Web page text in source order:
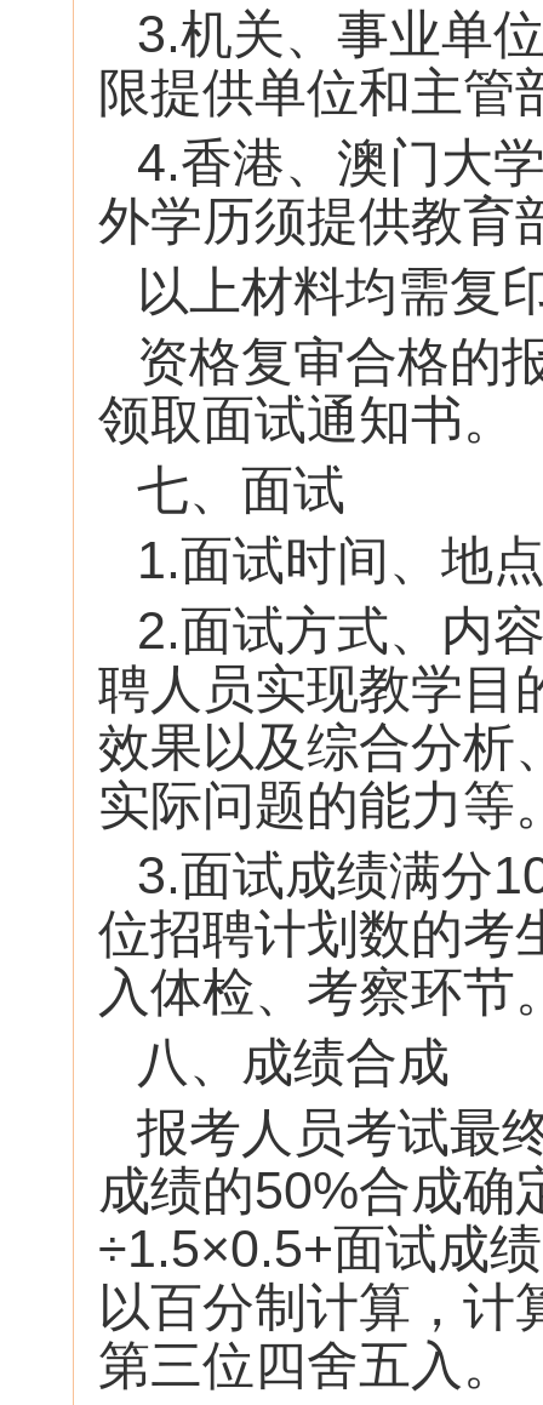
3.机关、事业单
限提供单位和主管
4.香港、澳门大
外学历须提供教育
以上材料均需复
资格复审合格的
领取面试通知书。
七、面试
1.面试时间、地
2.面试方式、内
聘人员实现教学目
效果以及综合分析
实际问题的能力等
3.面试成绩满分
位招聘计划数的考
入体检、考察环节
八、成绩合成
报考人员考试最
成绩的50%合成确
÷1.5×0.5+面试成
以百分制计算，计
第三位四舍五入。